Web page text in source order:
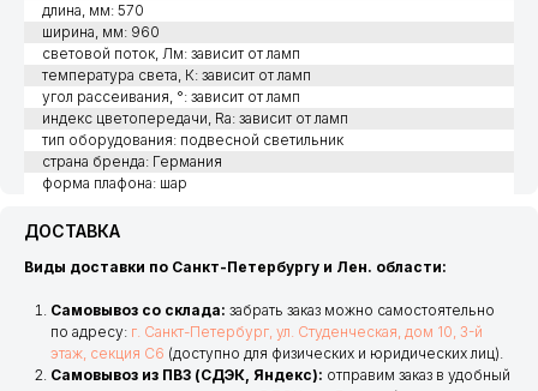
длина, мм: 570
ширина, мм: 960
световой поток, Лм: зависит от ламп
температура света, К: зависит от ламп
угол рассеивания, °: зависит от ламп
индекс цветопередачи, Ra: зависит от ламп
тип оборудования: подвесной светильник
страна бренда: Германия
форма плафона: шар
ДОСТАВКА
Виды доставки по Санкт-Петербургу и Лен. области:
Самовывоз со склада: забрать заказ можно самостоятельно
по адресу: г. Санкт-Петербург, ул. Студенческая, дом 10, 3-й
этаж, секция С6 (доступно для физических и юридических лиц).
Самовывоз из ПВЗ (СДЭК, Яндекс): отправим заказ в удобный